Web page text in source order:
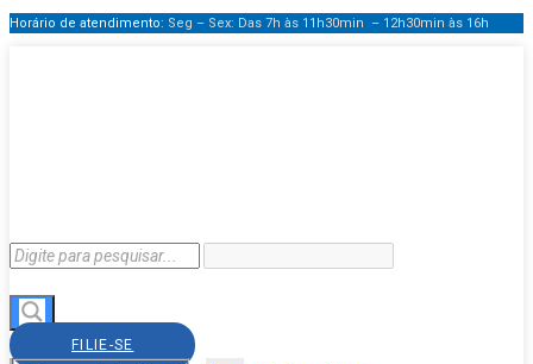
Horário de atendimento: Seg – Sex: Das 7h às 11h30min – 12h30min às 16h
FILIE-SE